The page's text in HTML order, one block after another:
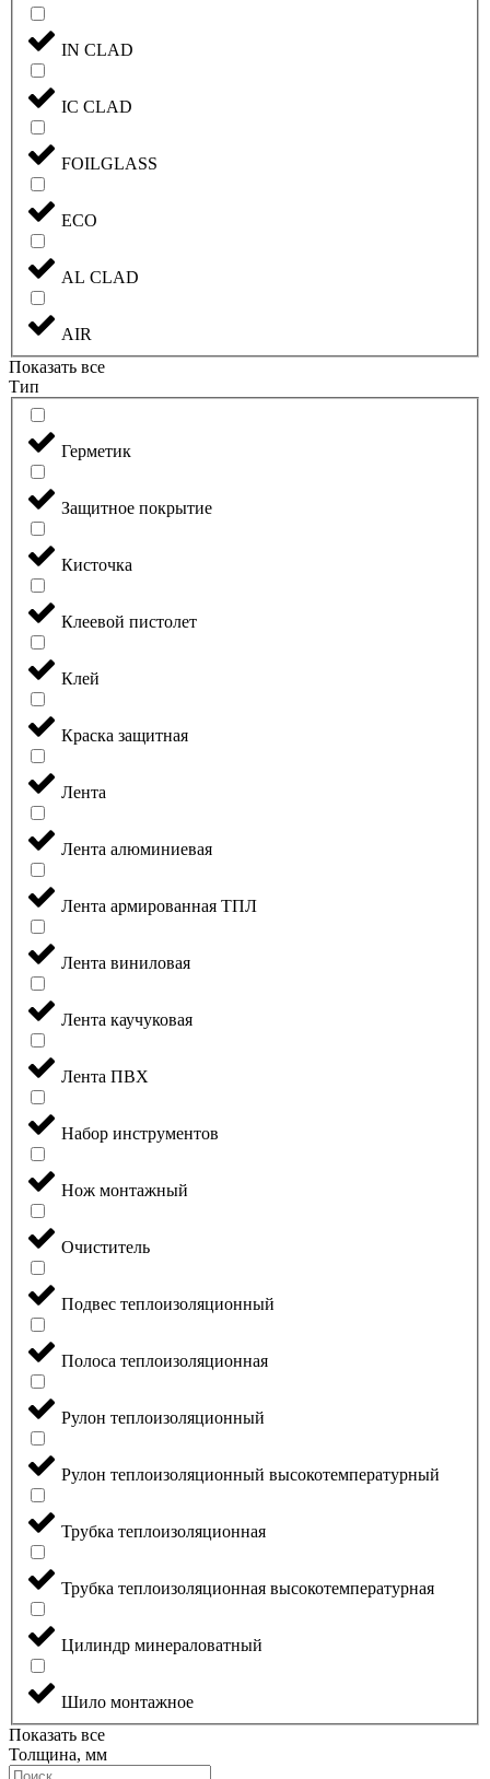
IN CLAD
IC CLAD
FOILGLASS
ECO
AL CLAD
AIR
Показать все
Тип
Герметик
Защитное покрытие
Кисточка
Клеевой пистолет
Клей
Краска защитная
Лента
Лента алюминиевая
Лента армированная ТПЛ
Лента виниловая
Лента каучуковая
Лента ПВХ
Набор инструментов
Нож монтажный
Очиститель
Подвес теплоизоляционный
Полоса теплоизоляционная
Рулон теплоизоляционный
Рулон теплоизоляционный высокотемпературный
Трубка теплоизоляционная
Трубка теплоизоляционная высокотемпературная
Цилиндр минераловатный
Шило монтажное
Показать все
Толщина, мм